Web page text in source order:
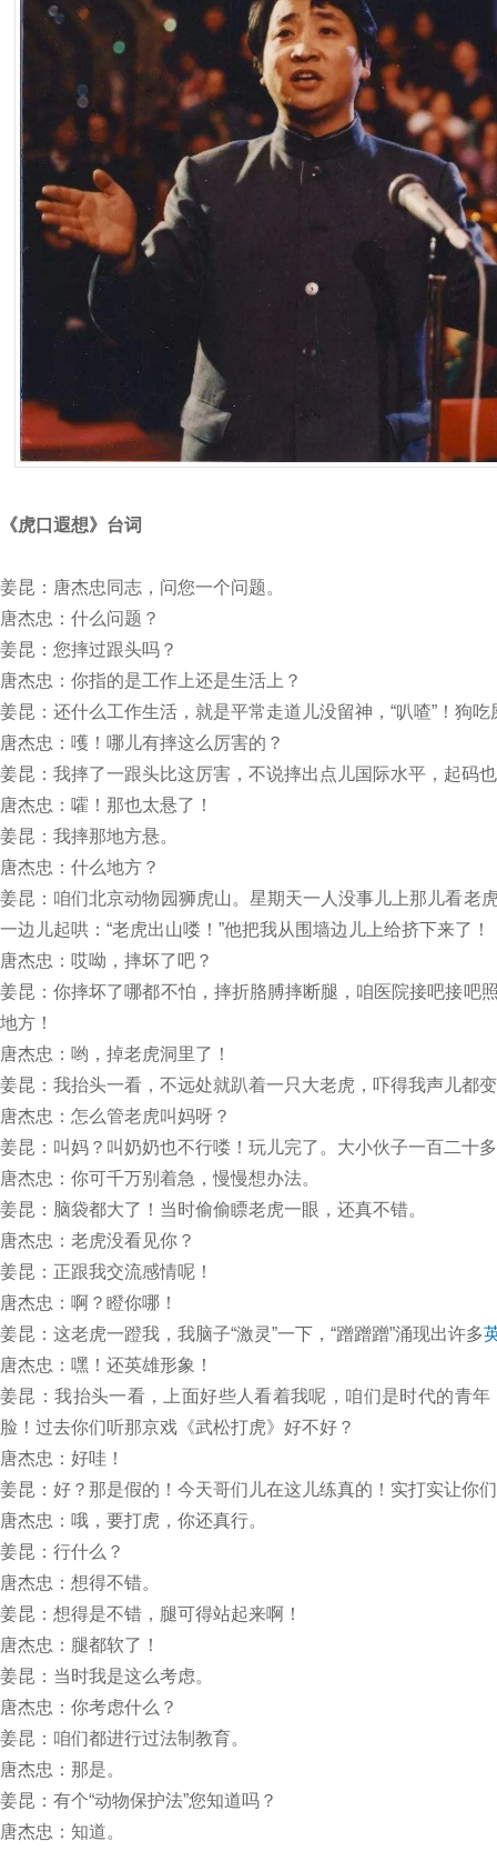
《虎口遐想》台词
姜昆：唐杰忠同志，问您一个问题。
唐杰忠：什么问题？
姜昆：您摔过跟头吗？
唐杰忠：你指的是工作上还是生活上？
姜昆：还什么工作生活，就是平常走道儿没留神，“叭喳”！狗
唐杰忠：嚄！哪儿有摔这么厉害的？
姜昆：我摔了一跟头比这厉害，不说摔出点儿国际水平，起码
唐杰忠：嚯！那也太悬了！
姜昆：我摔那地方悬。
唐杰忠：什么地方？
姜昆：咱们北京动物园狮虎山。星期天一人没事儿上那儿看老
一边儿起哄：“老虎出山喽！”他把我从围墙边儿上给挤下来了！
唐杰忠：哎呦，摔坏了吧？
姜昆：你摔坏了哪都不怕，摔折胳膊摔断腿，咱医院接吧接
地方！
唐杰忠：哟，掉老虎洞里了！
姜昆：我抬头一看，不远处就趴着一只大老虎，吓得我声儿
唐杰忠：怎么管老虎叫妈呀？
姜昆：叫妈？叫奶奶也不行喽！玩儿完了。大小伙子一百二十
唐杰忠：你可千万别着急，慢慢想办法。
姜昆：脑袋都大了！当时偷偷瞟老虎一眼，还真不错。
唐杰忠：老虎没看见你？
姜昆：正跟我交流感情呢！
唐杰忠：啊？瞪你哪！
姜昆：这老虎一蹬我，我脑子“激灵”一下，“蹭蹭蹭”涌现出许多
唐杰忠：嘿！还英雄形象！
姜昆：我抬头一看，上面好些人看着我呢，咱们是时代的青
脸！过去你们听那京戏《武松打虎》好不好？
唐杰忠：好哇！
姜昆：好？那是假的！今天哥们儿在这儿练真的！实打实让你
唐杰忠：哦，要打虎，你还真行。
姜昆：行什么？
唐杰忠：想得不错。
姜昆：想得是不错，腿可得站起来啊！
唐杰忠：腿都软了！
姜昆：当时我是这么考虑。
唐杰忠：你考虑什么？
姜昆：咱们都进行过法制教育。
唐杰忠：那是。
姜昆：有个“动物保护法”您知道吗？
唐杰忠：知道。